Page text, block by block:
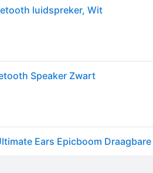
luidspreker, Wit
Speaker Zwart